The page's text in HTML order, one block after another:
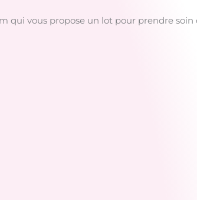
qui vous propose un lot pour prendre soin